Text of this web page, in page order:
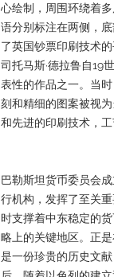
心绘制，周围环绕着
语分别标注在两侧，
了英国钞票印刷技术
司托马斯·德拉鲁自19
表性的作品之一。当
刻和精细的图案被视
和先进的印刷技术，
巴勒斯坦货币委员会
行机构，发挥了至关
时支撑着中东稳定的
略上的关键地区。正
是一份珍贵的历史文